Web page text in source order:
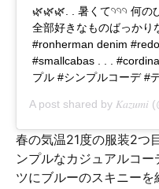
🌿🌿🌿. . 暑くて𓄹𓄹𓄹 何の
全部好きなものばっか
#ronherman denim
#smallcabas . . .
プル #シンプルコーデ #
A post shared by 𝐾𝑎𝑧𝑢𝑚𝑖
春の気温21度の服装2つ
ンプルなカジュアルコ
ツにブルーのスキニーを